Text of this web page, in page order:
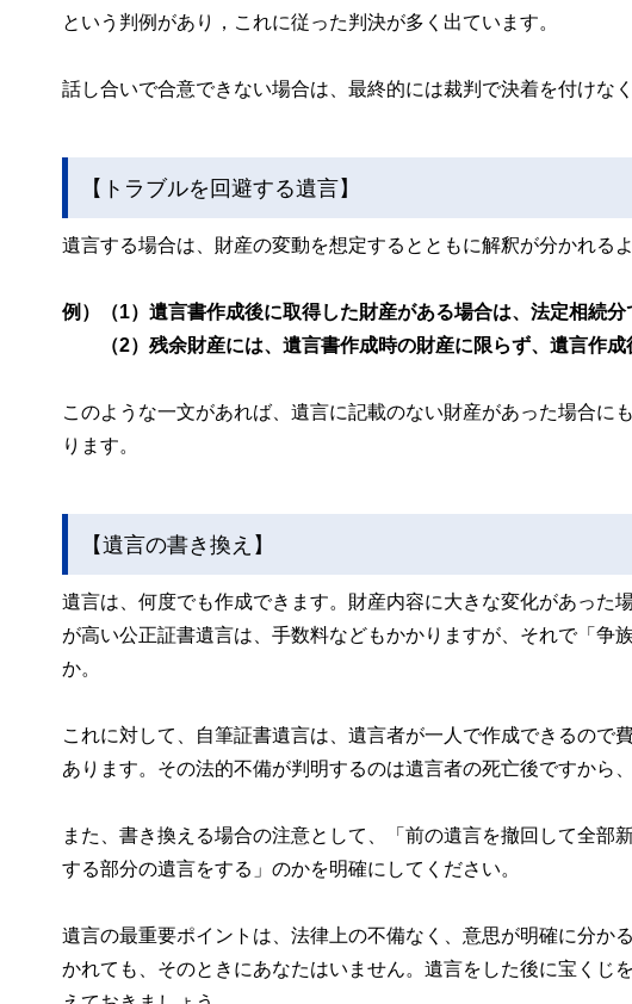
という判例があり，これに従った判決が多く出ています。
話し合いで合意できない場合は、最終的には裁判で決着を付けな
【トラブルを回避する遺言】
遺言する場合は、財産の変動を想定するとともに解釈が分かれる
例）（1）遺言書作成後に取得した財産がある場合は、法定相続分
（2）残余財産には、遺言書作成時の財産に限らず、遺言作成
このような一文があれば、遺言に記載のない財産があった場合に
ります。
【遺言の書き換え】
遺言は、何度でも作成できます。財産内容に大きな変化があった
が高い公正証書遺言は、手数料などもかかりますが、それで「争
か。
これに対して、自筆証書遺言は、遺言者が一人で作成できるので
あります。その法的不備が判明するのは遺言者の死亡後ですから
また、書き換える場合の注意として、「前の遺言を撤回して全部
する部分の遺言をする」のかを明確にしてください。
遺言の最重要ポイントは、法律上の不備なく、意思が明確に分か
かれても、そのときにあなたはいません。遺言をした後に宝くじ